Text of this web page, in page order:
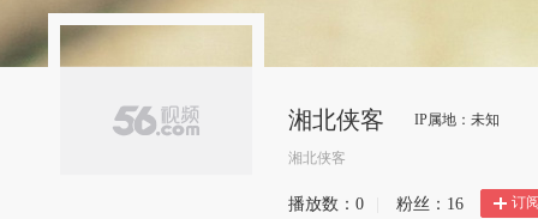
湘北侠客 IP属地：未知
湘北侠客
播放数： 0 粉丝： 16 订